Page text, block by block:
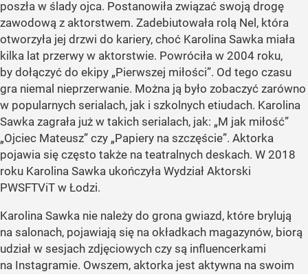
poszła w ślady ojca. Postanowiła związać swoją drogę
zawodową z aktorstwem. Zadebiutowała rolą Nel, która
otworzyła jej drzwi do kariery, choć Karolina Sawka miała
kilka lat przerwy w aktorstwie. Powróciła w 2004 roku,
by dołączyć do ekipy „Pierwszej miłości”. Od tego czasu
gra niemal nieprzerwanie. Można ją było zobaczyć zarówno
w popularnych serialach, jak i szkolnych etiudach. Karolina
Sawka zagrała już w takich serialach, jak: „M jak miłość”
„Ojciec Mateusz” czy „Papiery na szczęście”. Aktorka
pojawia się często także na teatralnych deskach. W 2018
roku Karolina Sawka ukończyła Wydział Aktorski
PWSFTViT w Łodzi.
Karolina Sawka nie należy do grona gwiazd, które brylują
na salonach, pojawiają się na okładkach magazynów, biorą
udział w sesjach zdjęciowych czy są influencerkami
na Instagramie. Owszem, aktorka jest aktywna na swoim